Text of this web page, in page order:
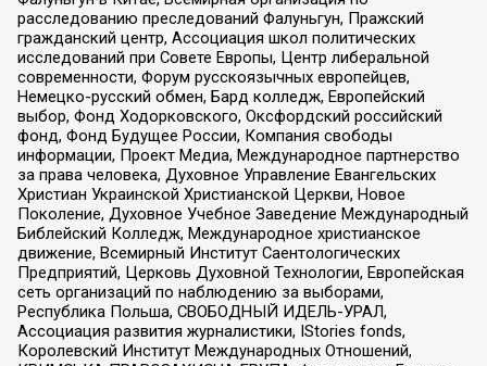
расследованию преследований Фалуньгун, Пражский
гражданский центр, Ассоциация школ политических
исследований при Совете Европы, Центр либеральной
современности, Форум русскоязычных европейцев,
Немецко-русский обмен, Бард колледж, Европейский
выбор, Фонд Ходорковского, Оксфордский российский
фонд, Фонд Будущее России, Компания свободы
информации, Проект Медиа, Международное партнерство
за права человека, Духовное Управление Евангельских
Христиан Украинской Христианской Церкви, Новое
Поколение, Духовное Учебное Заведение Международный
Библейский Колледж, Международное христианское
движение, Всемирный Институт Саентологических
Предприятий, Церковь Духовной Технологии, Европейская
сеть организаций по наблюдению за выборами,
Республика Польша, СВОБОДНЫЙ ИДЕЛЬ-УРАЛ,
Ассоциация развития журналистики, IStories fonds,
Королевский Институт Международных Отношений,